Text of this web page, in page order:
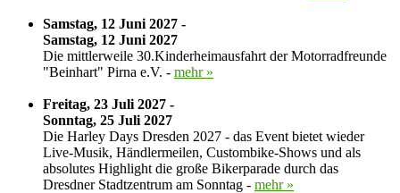
Samstag, 12 Juni 2027 -
Samstag, 12 Juni 2027
Die mittlerweile 30.Kinderheimausfahrt der Motorradfreunde
"Beinhart" Pirna e.V. - mehr »
Freitag, 23 Juli 2027 -
Sonntag, 25 Juli 2027
Die Harley Days Dresden 2027 - das Event bietet wieder
Live-Musik, Händlermeilen, Custombike-Shows und als
absolutes Highlight die große Bikerparade durch das
Dresdner Stadtzentrum am Sonntag - mehr »